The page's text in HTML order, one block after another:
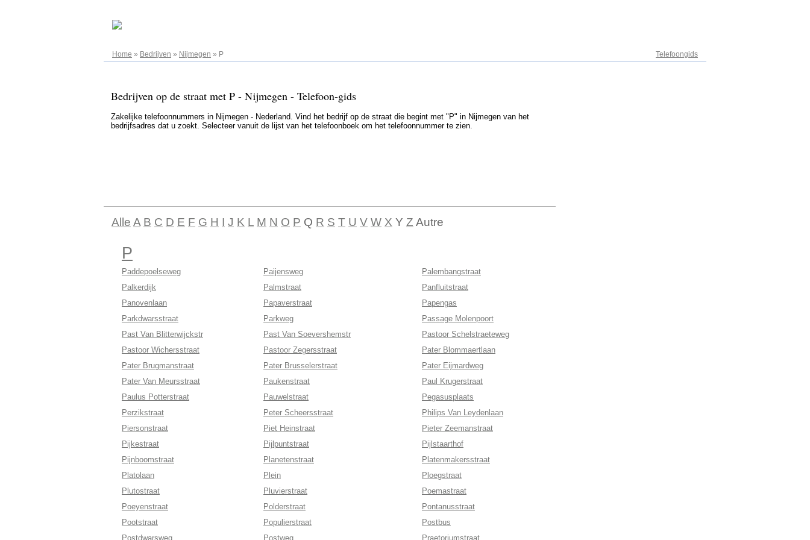
Telefoongids
Home » Bedrijven » Nijmegen » P
Bedrijven op de straat met P - Nijmegen - Telefoon-gids
Zakelijke telefoonnummers in Nijmegen - Nederland. Vind het bedrijf op de straat die begint met "P" in Nijmegen van het
bedrijfsadres dat u zoekt. Selecteer vanuit de lijst van het telefoonboek om het telefoonnummer te zien.
Alle A B C D E F G H I J K L M N O P Q R S T U V W X Y Z Autre
P
Paddepoelseweg Paijensweg
Palembangstraat
Palkerdijk
Palmstraat
Panfluitstraat
Panovenlaan
Papaverstraat
Papengas
Parkdwarsstraat
Parkweg
Passage Molenpoort
Past Van Blitterwijckstr
Past Van Soevershemstr
Pastoor Schelstraeteweg
Pastoor Wichersstraat
Pastoor Zegersstraat
Pater Blommaertlaan
Pater Brugmanstraat
Pater Brusselerstraat
Pater Eijmardweg
Pater Van Meursstraat
Paukenstraat
Paul Krugerstraat
Paulus Potterstraat
Pauwelstraat
Pegasusplaats
Perzikstraat
Peter Scheersstraat
Philips Van Leydenlaan
Piersonstraat
Piet Heinstraat
Pieter Zeemanstraat
Pijkestraat
Pijlpuntstraat
Pijlstaarthof
Pijnboomstraat
Planetenstraat
Platenmakersstraat
Platolaan
Plein
Ploegstraat
Plutostraat
Pluvierstraat
Poemastraat
Poeyenstraat
Polderstraat
Pontanusstraat
Pootstraat
Populierstraat
Postbus
Postdwarsweg
Postweg Praetoriumstraat